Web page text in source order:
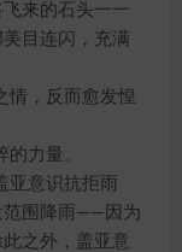
来的石头一一
目连闪，充满
，反而愈发惶
力量。
意识抗拒雨
范围降雨——因为
之外，盖亚意